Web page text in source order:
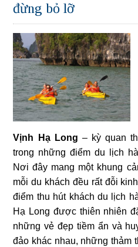
đừng bỏ lỡ
Vịnh Hạ Long – kỳ quan
trong những điểm du lịch
Nơi đây mang một khung
mỗi du khách đều rất đỗi
điểm thu hút khách du lịch
Hạ Long được thiên nhiên
những vẻ đẹp tiềm ẩn và
đảo khác nhau, những thảm